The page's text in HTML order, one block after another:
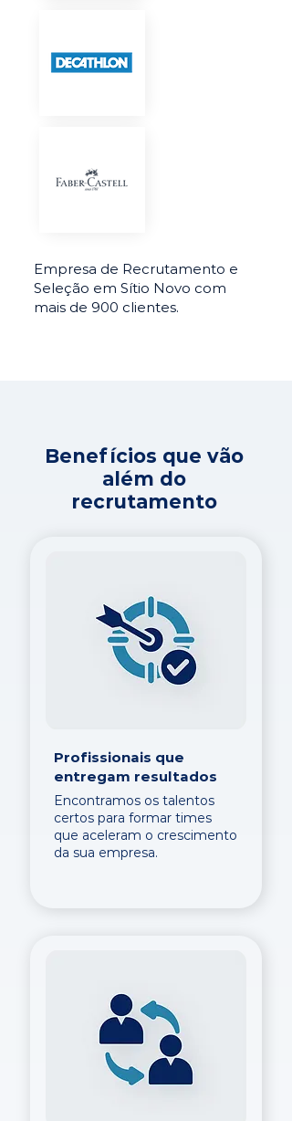
Empresa de Recrutamento e
Seleção em Sítio Novo com
mais de 900 clientes.
Benefícios que vão
além do
recrutamento
Profissionais que
entregam resultados
Encontramos os talentos
certos para formar times
que aceleram o crescimento
da sua empresa.